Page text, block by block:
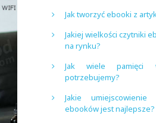
Jak tworzyć ebooki z
Jakiej wielkości czytniki
na rynku?
Jak wiele pamięci
potrzebujemy?
Jakie
ebooków jest najlepsze?